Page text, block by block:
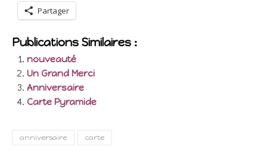
Partager
Publications Similaires :
nouveauté
Un Grand Merci
Anniversaire
Carte Pyramide
anniversaire carte